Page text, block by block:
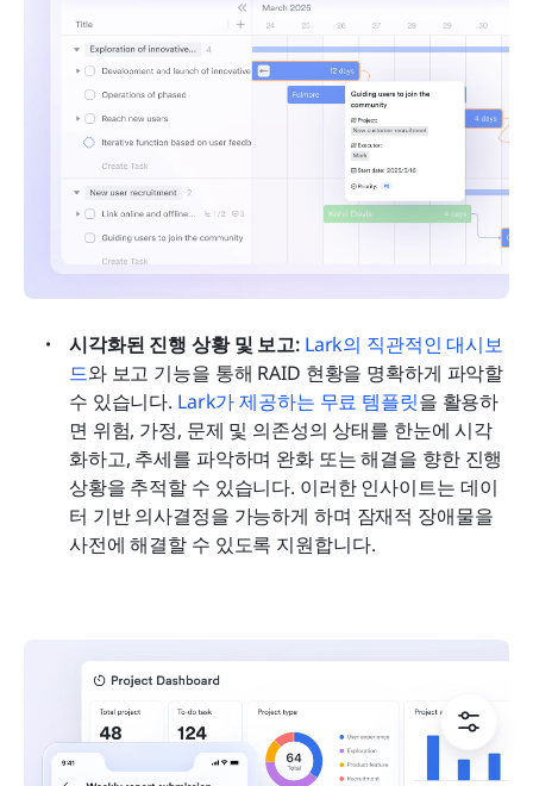
시각화된 진행 상황 및 보고: Lark의 직관적인 대시보
드와 보고 기능을 통해 RAID 현황을 명확하게 파악할
수 있습니다. Lark가 제공하는 무료 템플릿을 활용하
면 위험, 가정, 문제 및 의존성의 상태를 한눈에 시각
화하고, 추세를 파악하며 완화 또는 해결을 향한 진행
상황을 추적할 수 있습니다. 이러한 인사이트는 데이
터 기반 의사결정을 가능하게 하며 잠재적 장애물을
사전에 해결할 수 있도록 지원합니다.